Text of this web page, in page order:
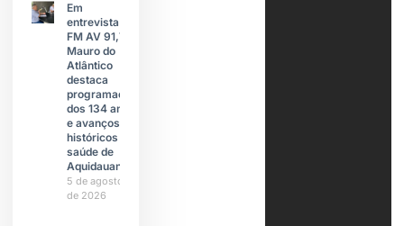
Em
entrevista à
FM AV 91,7,
Mauro do
Atlântico
destaca
programação
dos 134 anos
e avanços
históricos na
saúde de
Aquidauana
5 de agosto
de 2026